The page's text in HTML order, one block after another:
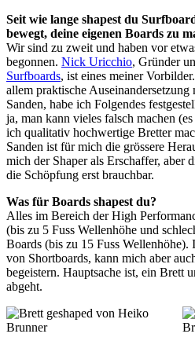
Seit wie lange shapest du
bewegt, deine eigenen Boards zu
Wir sind zu zweit und haben vor
begonnen. Nick Uricchio, Gründer
Surfboards, ist eines meiner
allem praktische Auseinandersetzung
Sanden, habe ich Folgendes
ja, man kann vieles falsch machen
ich qualitativ hochwertige Bretter
Sanden ist für mich die grössere
mich der Shaper als Erschaffer, aber
die Schöpfung erst brauchbar.
Was für Boards shapest du?
Alles im Bereich der High
(bis zu 5 Fuss Wellenhöhe und
Boards (bis zu 15 Fuss Wellenhöhe).
von Shortboards, kann mich aber
begeistern. Hauptsache ist, ein Brett
abgeht.